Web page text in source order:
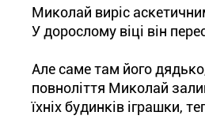
Миколай виріс
У дорослому віці він
Але саме там його
повноліття Миколай
їхніх будинків іграшки,